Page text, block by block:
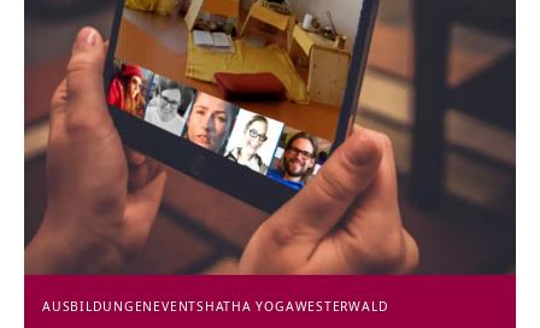
AUSBILDUNGEN EVENTSHATHA YOGAWESTERWALD